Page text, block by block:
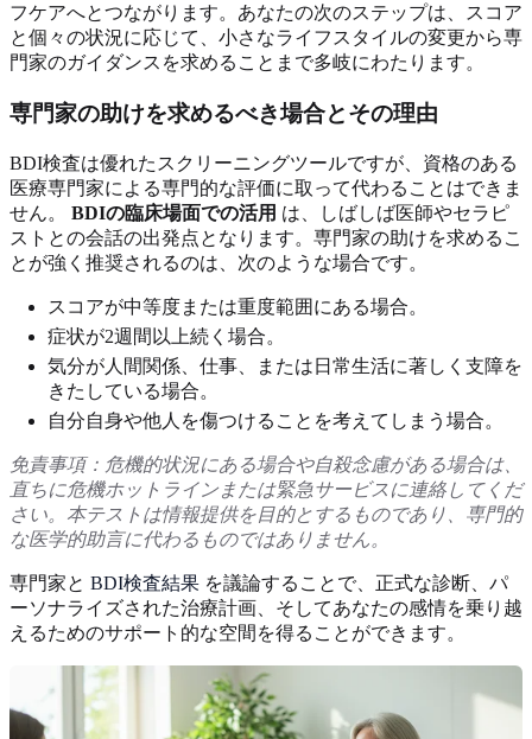
フケアへとつながります。あなたの次のステップは、スコア
と個々の状況に応じて、小さなライフスタイルの変更から専
門家のガイダンスを求めることまで多岐にわたります。
専門家の助けを求めるべき場合とその理由
BDI検査は優れたスクリーニングツールですが、資格のある
医療専門家による専門的な評価に取って代わることはできま
せん。 BDIの臨床場面での活用 は、しばしば医師やセラピ
ストとの会話の出発点となります。専門家の助けを求めるこ
とが強く推奨されるのは、次のような場合です。
スコアが中等度または重度範囲にある場合。
症状が2週間以上続く場合。
気分が人間関係、仕事、または日常生活に著しく支障を
きたしている場合。
自分自身や他人を傷つけることを考えてしまう場合。
免責事項：危機的状況にある場合や自殺念慮がある場合は、
直ちに危機ホットラインまたは緊急サービスに連絡してくだ
さい。本テストは情報提供を目的とするものであり、専門的
な医学的助言に代わるものではありません。
専門家と BDI検査結果 を議論することで、正式な診断、パ
ーソナライズされた治療計画、そしてあなたの感情を乗り越
えるためのサポート的な空間を得ることができます。